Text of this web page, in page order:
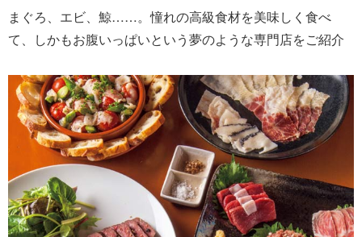
まぐろ、エビ、鯨……。憧れの高級食材を美味しく食べ
て、しかもお腹いっぱいという夢のような専門店をご紹介